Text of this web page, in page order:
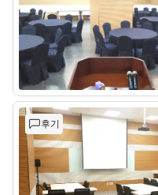
후기